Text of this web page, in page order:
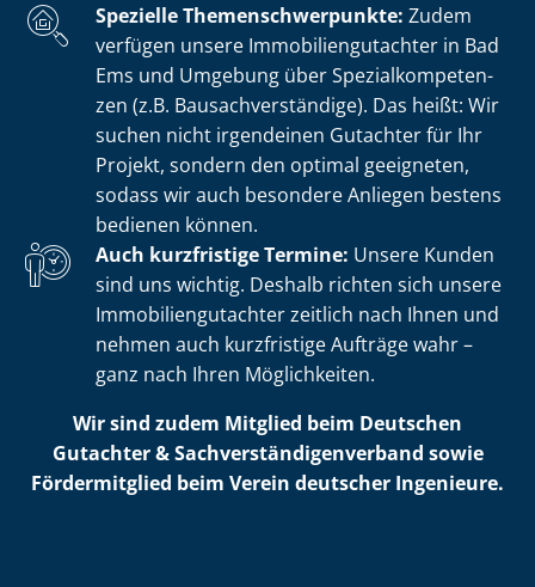
Spezielle The­men­schwer­punk­te: Zudem
verfügen unsere Im­mo­bi­li­en­gut­ach­ter in Bad
Ems und Umgebung über Spe­zi­al­kom­pe­ten­
zen (z.B. Bau­sach­ver­stän­di­ge). Das heißt: Wir
suchen nicht irgendeinen Gutachter für Ihr
Projekt, sondern den optimal geeigneten,
sodass wir auch besondere Anliegen bestens
bedienen können.
Auch kurzfristige Termine: Unsere Kunden
sind uns wichtig. Deshalb richten sich unsere
Im­mo­bi­li­en­gut­ach­ter zeitlich nach Ihnen und
nehmen auch kurzfristige Aufträge wahr –
ganz nach Ihren Möglichkeiten.
Wir sind zudem Mitglied beim Deutschen
Gutachter & Sach­ver­stän­di­gen­ver­band sowie
Fördermitglied beim Verein deutscher Ingenieure.